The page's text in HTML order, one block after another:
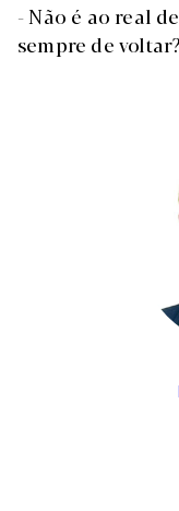
- Não é ao real
sempre de voltar?